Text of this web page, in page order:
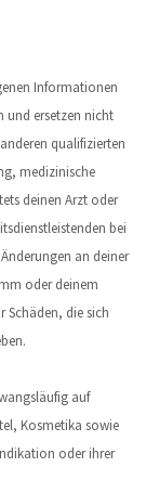
Informationen
und ersetzen nicht
qualifizierten
medizinische
deinen Arzt oder
bei
an deiner
oder deinem
Schäden, die sich
auf
Kosmetika sowie
oder ihrer